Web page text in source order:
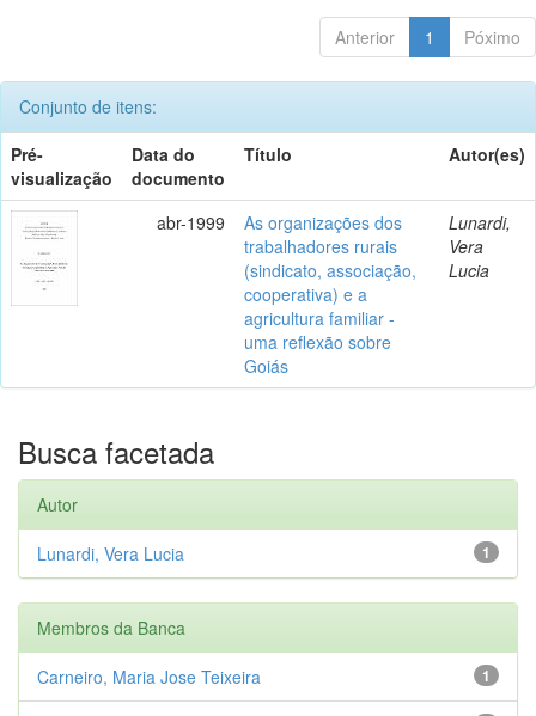
Anterior 1 Póximo
Conjunto de itens:
Pré-
visualização
Data do
documento
Título Autor(es)
abr-1999
As organizações dos
trabalhadores rurais
(sindicato, associação,
cooperativa) e a
agricultura familiar -
uma reflexão sobre
Goiás
Lunardi,
Vera
Lucia
Busca facetada
Autor
1
Lunardi, Vera Lucia
Membros da Banca
1
Carneiro, Maria Jose Teixeira